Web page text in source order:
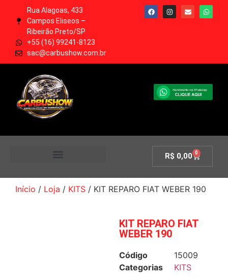
Rua Alagoas, 433
Campos Eliseos –
Ribeirão Preto/SP
+55 (16) 99241-8123
sac@carbushow.com.br
R$ 0,00 0
Início / Loja / KITS / KIT REPARO FIAT WEBER 190
KIT REPARO FIAT
WEBER 190
Código
15009
Categorias
KITS